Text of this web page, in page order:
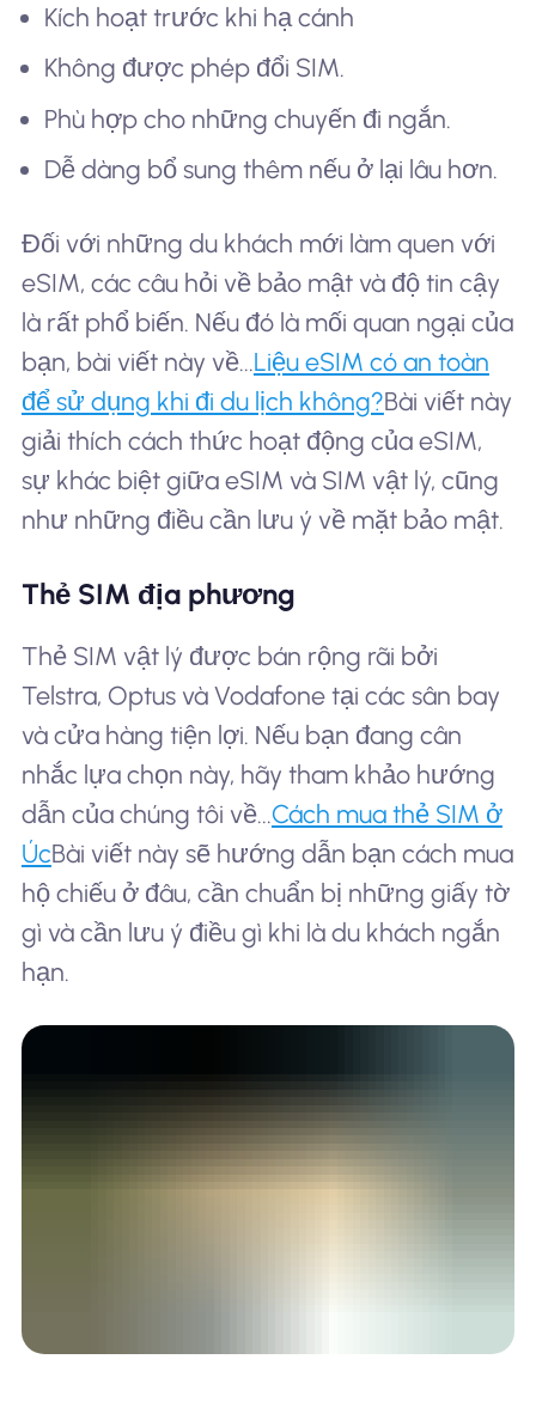
Kích hoạt trước khi hạ cánh
Không được phép đổi SIM.
Phù hợp cho những chuyến đi ngắn.
Dễ dàng bổ sung thêm nếu ở lại lâu hơn.
Đối với những du khách mới làm quen với
eSIM, các câu hỏi về bảo mật và độ tin cậy
là rất phổ biến. Nếu đó là mối quan ngại của
bạn, bài viết này về...Liệu eSIM có an toàn
để sử dụng khi đi du lịch không?Bài viết này
giải thích cách thức hoạt động của eSIM,
sự khác biệt giữa eSIM và SIM vật lý, cũng
như những điều cần lưu ý về mặt bảo mật.
Thẻ SIM địa phương
Thẻ SIM vật lý được bán rộng rãi bởi
Telstra, Optus và Vodafone tại các sân bay
và cửa hàng tiện lợi. Nếu bạn đang cân
nhắc lựa chọn này, hãy tham khảo hướng
dẫn của chúng tôi về...Cách mua thẻ SIM ở
ÚcBài viết này sẽ hướng dẫn bạn cách mua
hộ chiếu ở đâu, cần chuẩn bị những giấy tờ
gì và cần lưu ý điều gì khi là du khách ngắn
hạn.